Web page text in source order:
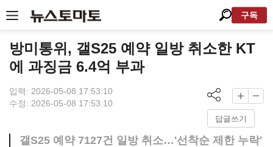
구독
방미통위, 갤S25 예약 일방 취소한 KT
에 과징금 6.4억 부과
입력: 2026-05-08 17:53:10
수정: 2026-05-08 17:53:10
답글쓰기
갤S25 예약 7127건 일방 취소…'선착순 제한 누락'